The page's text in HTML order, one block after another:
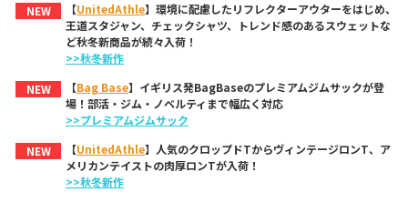
NEW 【UnitedAthle】環境に配慮したリフレクターアウターをはじめ、
王道スタジャン、チェックシャツ、トレンド感のあるスウェットな
ど秋冬新商品が続々入荷！
>>秋冬新作
NEW
【Bag Base】イギリス発BagBaseのプレミアムジムサックが登
場！部活・ジム・ノベルティまで幅広く対応
>>プレミアムジムサック
NEW
【UnitedAthle】人気のクロップドTからヴィンテージロンT、ア
メリカンテイストの肉厚ロンTが入荷！
>>秋冬新作